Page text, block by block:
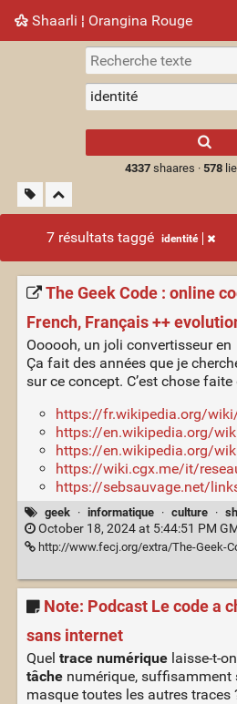
Shaarli ¦ Orangina Rouge
Nuage de tags Mur d'images
4337shaares · 578
7 résultats taggé identité
The Geek Code : online
French, Français ++
Oooooh, un joli convertisseur en
Ça fait des années que je
sur ce concept. C’est chose faite
https://fr.wikipedia.org/
https://en.wikipedia.org/
https://en.wikipedia.org/
https://wiki.cgx.me/it/
https://sebsauvage.net/
geek · informatique · culture ·
October 18, 2024 at 5:44:51 PM
http://www.fecj.org/extra/The-Geek-Code-Codec-
Note: Podcast Le code a
sans internet
Quel trace numériquelaisse-t-
tâchenumérique, suffisamment
masque toutes les autres traces